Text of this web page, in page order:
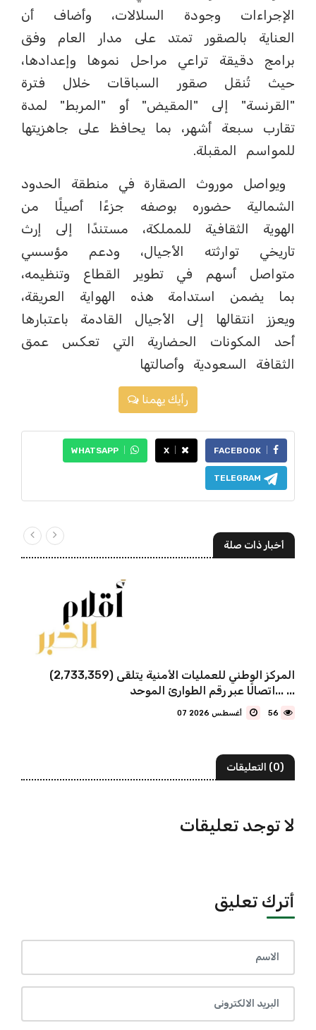
الإجراءات وجودة السلالات، وأضاف أن
العناية بالصقور تمتد على مدار العام وفق
برامج دقيقة تراعي مراحل نموها وإعدادها،
حيث تُنقل صقور السباقات خلال فترة
"القرنسة" إلى "المقيض" أو "المربط" لمدة
تقارب سبعة أشهر، بما يحافظ على جاهزيتها
للمواسم المقبلة.
ويواصل موروث الصقارة في منطقة الحدود
الشمالية حضوره بوصفه جزءًا أصيلًا من
الهوية الثقافية للمملكة، مستندًا إلى إرث
تاريخي توارثته الأجيال، ودعم مؤسسي
متواصل أسهم في تطوير القطاع وتنظيمه،
بما يضمن استدامة هذه الهواية العريقة،
ويعزز انتقالها إلى الأجيال القادمة باعتبارها
أحد المكونات الحضارية التي تعكس عمق
الثقافة السعودية وأصالتها
رأيك يهمنا
FACEBOOK
X
WHATSAPP
TELEGRAM
أخبار ذات صلة
المركز الوطني للعمليات الأمنية يتلقى (2,733,359)
اتصالًا عبر رقم الطوارئ الموحد... ...
56
(0) التعليقات
لا توجد تعليقات
أترك تعليق